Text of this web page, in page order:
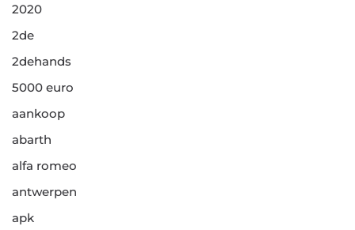
2020
2de
2dehands
5000 euro
aankoop
abarth
alfa romeo
antwerpen
apk